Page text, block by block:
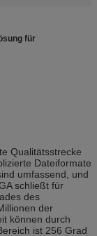
für
Qualitätsstrecke
Dateiformate
umfassend, und
schließt für
des
der
können durch
ist 256 Grad